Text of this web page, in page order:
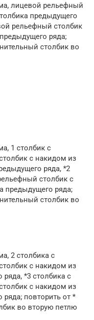
лицевой рельефный
предыдущего
рельефный столбик
ряда;
столбик во
1 столбик с
с накидом из
ряда, *2
столбик с
предыдущего ряда;
столбик во
2 столбика с
с накидом из
*3 столбика с
с накидом из
повторить от *
во вторую петлю